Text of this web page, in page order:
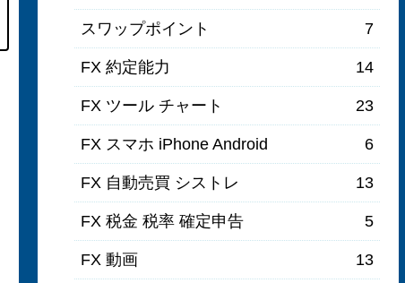
スワップポイント 7
FX 約定能力 14
FX ツール チャート 23
FX スマホ iPhone Android 6
FX 自動売買 シストレ 13
FX 税金 税率 確定申告 5
FX 動画 13